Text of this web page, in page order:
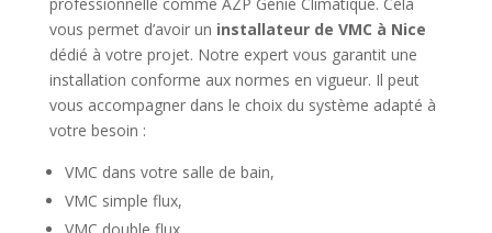
vous permet d’avoir un installateur de VMC à Nice
dédié à votre projet. Notre expert vous garantit une
installation conforme aux normes en vigueur. Il peut
vous accompagner dans le choix du système adapté à
votre besoin :
VMC dans votre salle de bain,
VMC simple flux,